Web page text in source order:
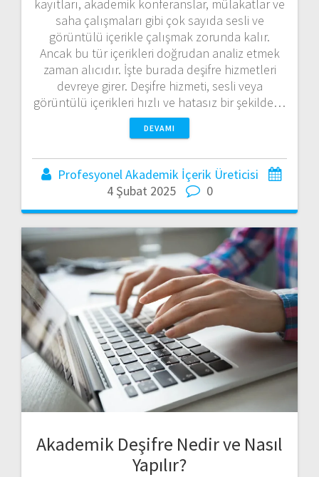
kayıtları, akademik konferanslar, mülakatlar ve
saha çalışmaları gibi çok sayıda sesli ve
görüntülü içerikle çalışmak zorunda kalır.
Ancak bu tür içerikleri doğrudan analiz etmek
zaman alıcıdır. İşte burada deşifre hizmetleri
devreye girer. Deşifre hizmeti, sesli veya
görüntülü içerikleri hızlı ve hatasız bir şekilde…
DEVAMI
Profesyonel Akademik İçerik Üreticisi
4 Şubat 2025
0
Akademik Deşifre Nedir ve Nasıl
Yapılır?